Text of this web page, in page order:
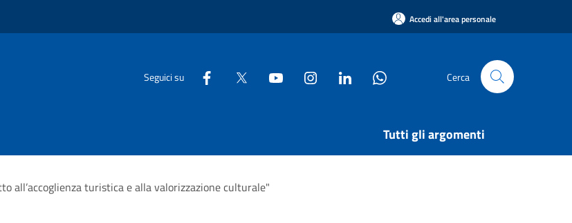
Accedi all'area personale
Seguici su Cerca
Tutti gli argomenti
all’accoglienza turistica e alla valorizzazione culturale"